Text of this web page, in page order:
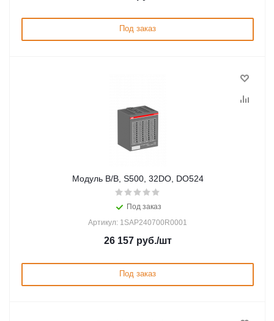
Под заказ
Модуль В/В, S500, 32DO, DO524
Под заказ
Артикул: 1SAP240700R0001
26 157руб./шт
Под заказ